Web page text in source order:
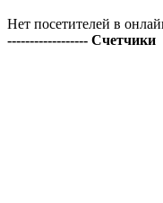
Нет посетителей в
------------------ Счетчики